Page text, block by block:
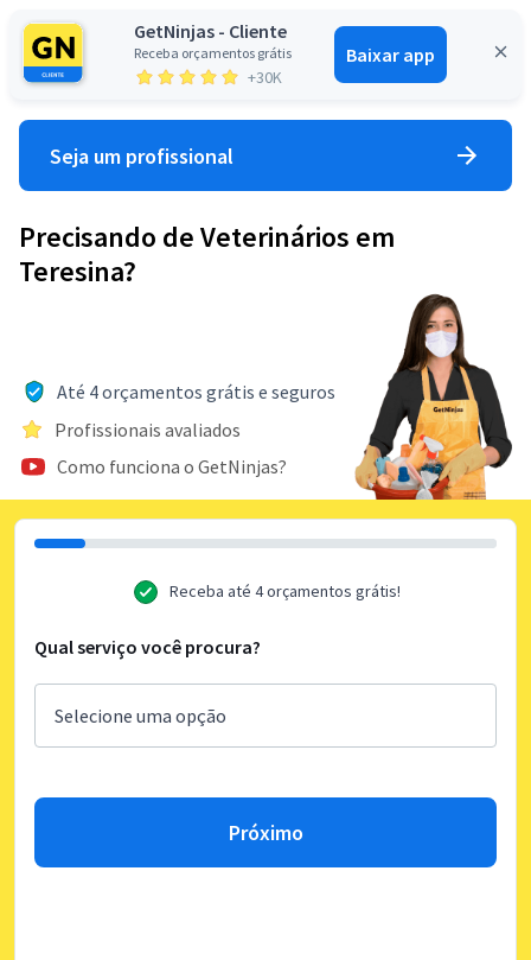
GetNinjas - Cliente
Receba orçamentos grátis
+30K
Baixar app
Entrar
Seja um profissional
Precisando de Veterinários em
Teresina?
Até 4 orçamentos grátis e seguros
Profissionais avaliados
Como funciona o GetNinjas?
Receba até 4 orçamentos grátis!
Qual serviço você procura?
Próximo